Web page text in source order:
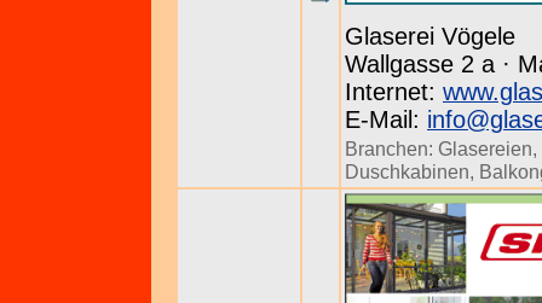
Glaserei Vögele
Wallgasse 2 a ·
Internet:
E-Mail:
Branchen: Glasereien,
Duschkabinen,